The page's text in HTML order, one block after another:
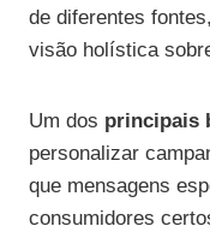
de diferentes
visão holística
Um dos principais
personalizar
que mensagens
consumidores